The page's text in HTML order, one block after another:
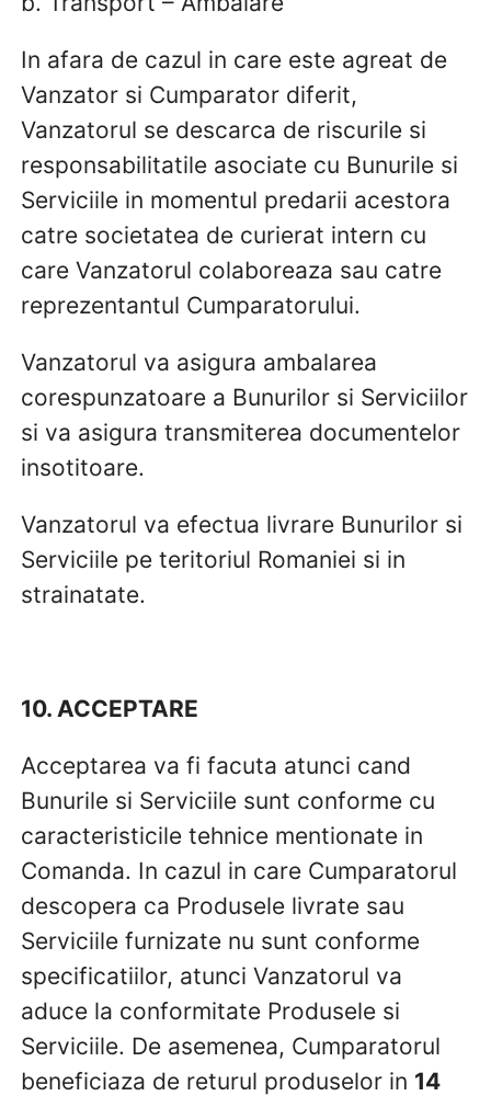
In afara de cazul in care este agreat de
Vanzator si Cumparator diferit,
Vanzatorul se descarca de riscurile si
responsabilitatile asociate cu Bunurile si
Serviciile in momentul predarii acestora
catre societatea de curierat intern cu
care Vanzatorul colaboreaza sau catre
reprezentantul Cumparatorului.
Vanzatorul va asigura ambalarea
corespunzatoare a Bunurilor si Serviciilor
si va asigura transmiterea documentelor
insotitoare.
Vanzatorul va efectua livrare Bunurilor si
Serviciile pe teritoriul Romaniei si in
strainatate.
10. ACCEPTARE
Acceptarea va fi facuta atunci cand
Bunurile si Serviciile sunt conforme cu
caracteristicile tehnice mentionate in
Comanda. In cazul in care Cumparatorul
descopera ca Produsele livrate sau
Serviciile furnizate nu sunt conforme
specificatiilor, atunci Vanzatorul va
aduce la conformitate Produsele si
Serviciile. De asemenea, Cumparatorul
beneficiaza de returul produselor in 14